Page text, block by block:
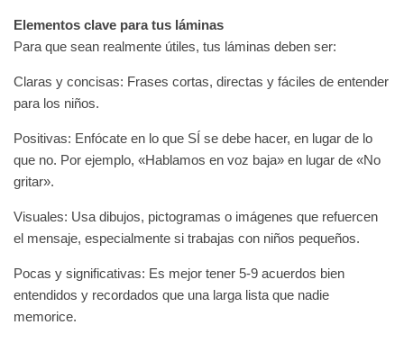
Elementos clave para tus láminas
Para que sean realmente útiles, tus láminas deben ser:
Claras y concisas: Frases cortas, directas y fáciles de entender
para los niños.
Positivas: Enfócate en lo que SÍ se debe hacer, en lugar de lo
que no. Por ejemplo, «Hablamos en voz baja» en lugar de «No
gritar».
Visuales: Usa dibujos, pictogramas o imágenes que refuercen
el mensaje, especialmente si trabajas con niños pequeños.
Pocas y significativas: Es mejor tener 5-9 acuerdos bien
entendidos y recordados que una larga lista que nadie
memorice.